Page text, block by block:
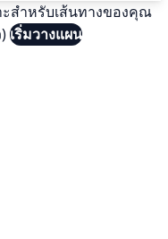
ะสำหรับเส้นทางของคุณ
เริ่มวางแผน